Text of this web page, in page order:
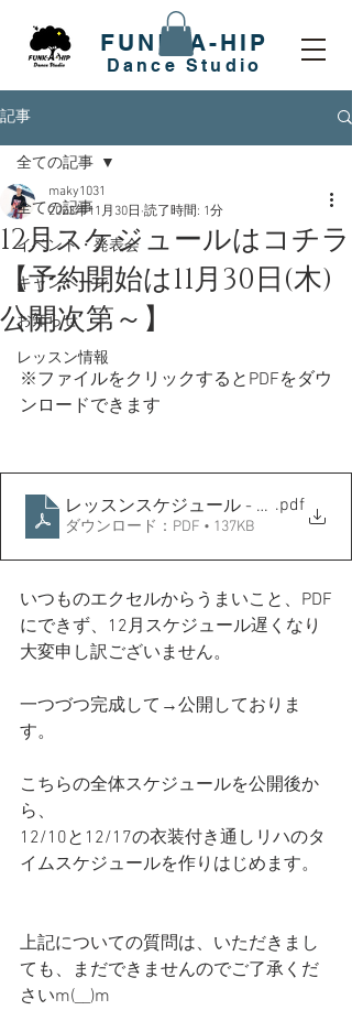
FUNK-A-HIP
​Dance Studio
記事
全ての記事
イベント・発表会
キャンペーン
お知らせ
レッスン情報
全ての記事
12月スケジュールはコチラ
【予約開始は11月30日(木)
公開次第～】
maky1031
2023年11月30日 読了時間: 1分
※ファイルをクリックするとPDFをダウ
ンロードできます
レッスンスケジュール - シート1 (3)
.pdf
ダウンロード：PDF • 137KB
いつものエクセルからうまいこと、PDF
にできず、12月スケジュール遅くなり
大変申し訳ございません。
一つづつ完成して→公開しておりま
す。
こちらの全体スケジュールを公開後か
ら、
12/10と12/17の衣装付き通しリハのタ
イムスケジュールを作りはじめます。
上記についての質問は、いただきまし
ても、まだできませんのでご了承くだ
さいm(__)m